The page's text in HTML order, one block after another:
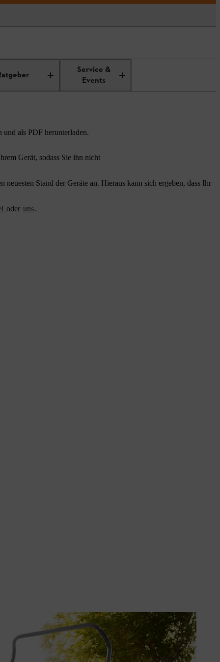
Service &
Events
als PDF herunterladen.
Gerät, sodass Sie ihn nicht
Stand der Geräte an. Hieraus kann sich ergeben, dass Ihr
oder uns.